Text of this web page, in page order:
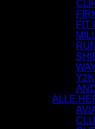
FIT
ALLE